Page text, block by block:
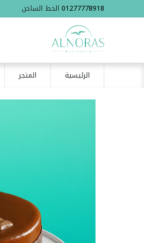
01277778918 الخط الساخن
الرئيسية المتجر